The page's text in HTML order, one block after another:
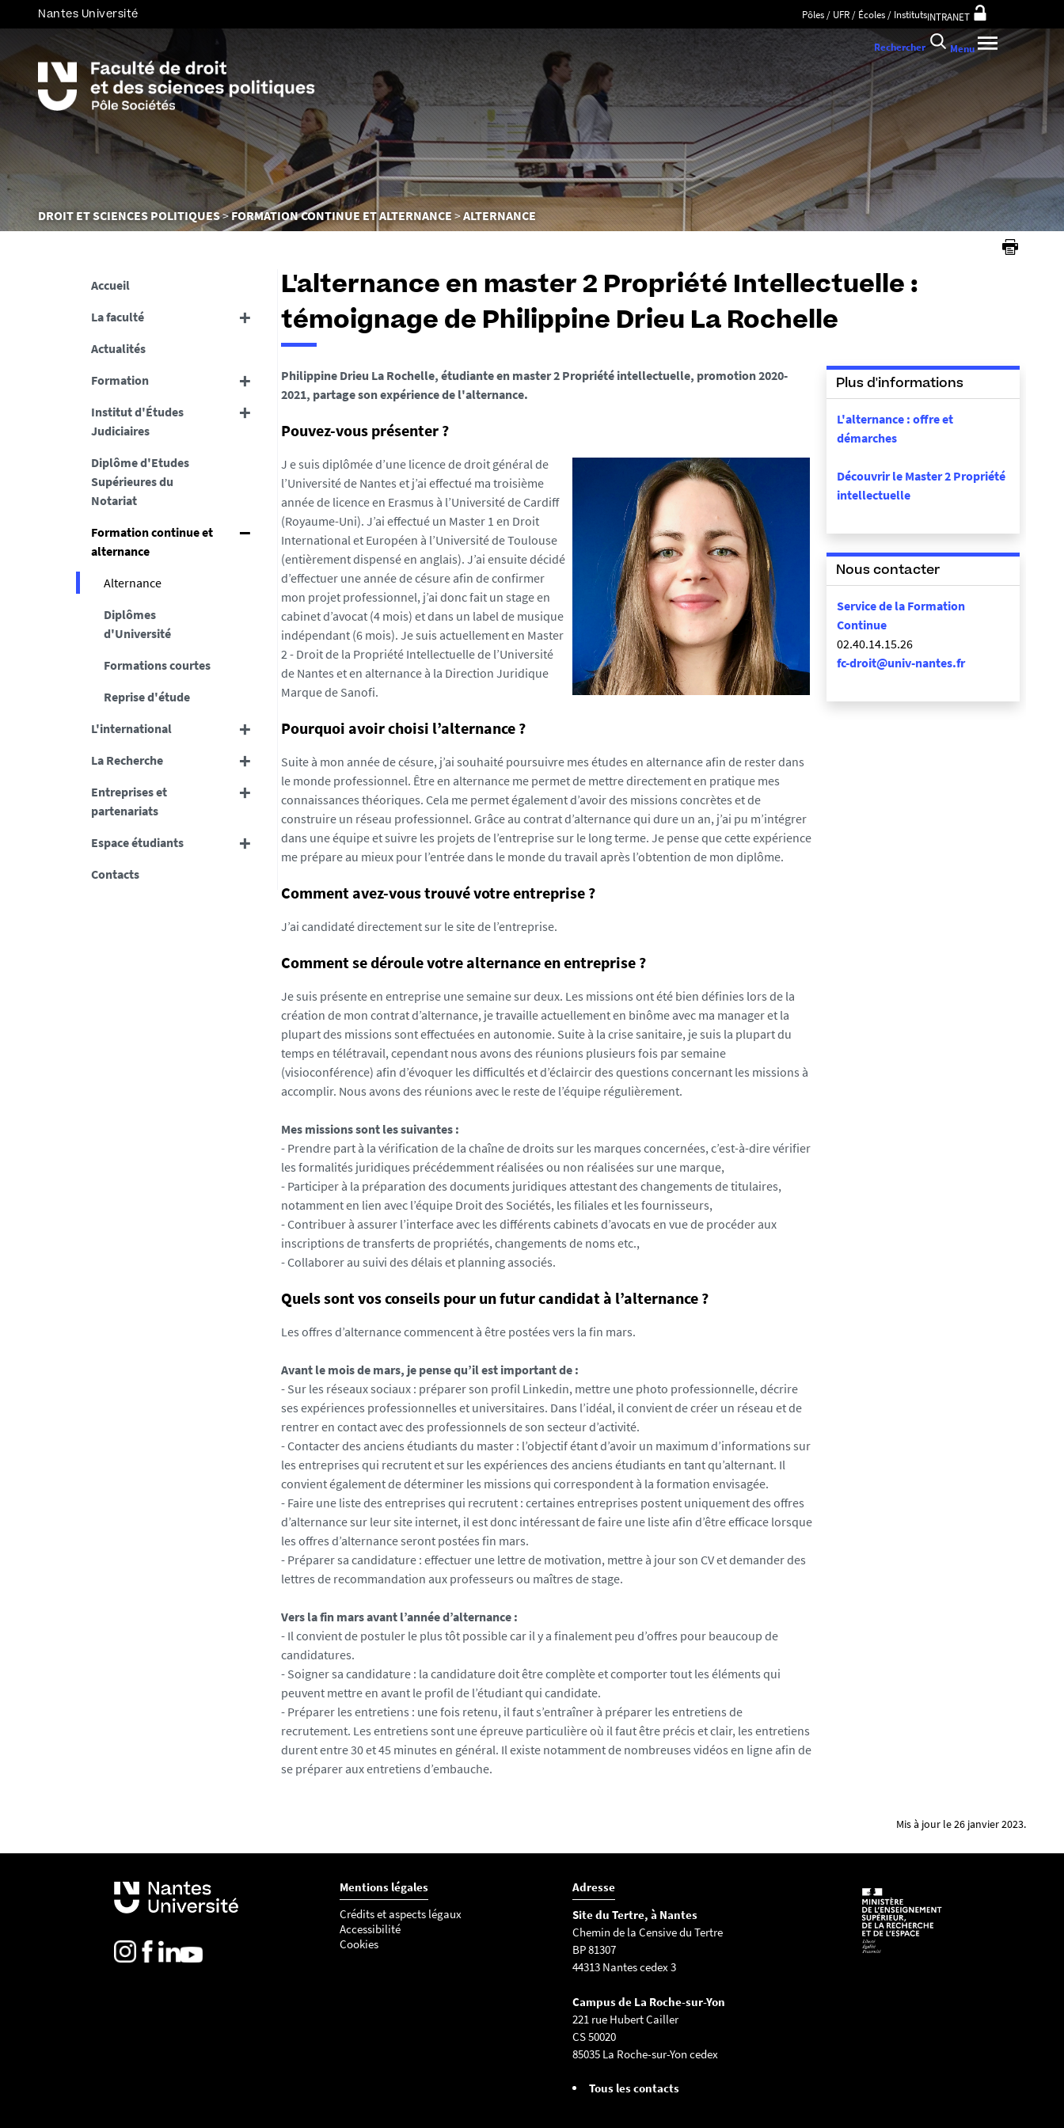
au
contenu
Nantes Université Pôles / UFR / Écoles / InstitutsINTRANET
Vous
êtes
DROIT ET SCIENCES POLITIQUES FORMATION CONTINUE ET ALTERNANCE ALTERNANCE
Rechercher Menu
Accueil
La faculté
Actualités
Formation
Institut d'Études
Judiciaires
Diplôme d'Etudes
Supérieures du
Notariat
Formation continue et
alternance
Alternance
Diplômes
d'Université
Formations courtes
Reprise d'étude
L'international
La Recherche
Entreprises et
partenariats
Espace étudiants
Contacts
L'alternance en master 2 Propriété Intellectuelle :
témoignage de Philippine Drieu La Rochelle
Philippine Drieu La Rochelle, étudiante en master 2 Propriété intellectuelle, promotion 2020-
2021, partage son expérience de l'alternance.
Pouvez-vous présenter ?
J e suis diplômée d’une licence de droit général de
l’Université de Nantes et j’ai effectué ma troisième
année de licence en Erasmus à l’Université de Cardiff
(Royaume-Uni). J’ai effectué un Master 1 en Droit
International et Européen à l’Université de Toulouse
(entièrement dispensé en anglais). J’ai ensuite décidé
d’effectuer une année de césure afin de confirmer
mon projet professionnel, j’ai donc fait un stage en
cabinet d’avocat (4 mois) et dans un label de musique
indépendant (6 mois). Je suis actuellement en Master
2 - Droit de la Propriété Intellectuelle de l’Université
de Nantes et en alternance à la Direction Juridique
Marque de Sanofi.
Pourquoi avoir choisi l’alternance ?
Suite à mon année de césure, j’ai souhaité poursuivre mes études en alternance afin de rester dans
le monde professionnel. Être en alternance me permet de mettre directement en pratique mes
connaissances théoriques. Cela me permet également d’avoir des missions concrètes et de
construire un réseau professionnel. Grâce au contrat d’alternance qui dure un an, j’ai pu m’intégrer
dans une équipe et suivre les projets de l’entreprise sur le long terme. Je pense que cette expérience
me prépare au mieux pour l’entrée dans le monde du travail après l’obtention de mon diplôme.
Comment avez-vous trouvé votre entreprise ?
J’ai candidaté directement sur le site de l’entreprise.
Comment se déroule votre alternance en entreprise ?
Je suis présente en entreprise une semaine sur deux. Les missions ont été bien définies lors de la
création de mon contrat d’alternance, je travaille actuellement en binôme avec ma manager et la
plupart des missions sont effectuées en autonomie. Suite à la crise sanitaire, je suis la plupart du
temps en télétravail, cependant nous avons des réunions plusieurs fois par semaine
(visioconférence) afin d’évoquer les difficultés et d’éclaircir des questions concernant les missions à
accomplir. Nous avons des réunions avec le reste de l’équipe régulièrement.
Mes missions sont les suivantes :
- Prendre part à la vérification de la chaîne de droits sur les marques concernées, c’est-à-dire vérifier
les formalités juridiques précédemment réalisées ou non réalisées sur une marque,
- Participer à la préparation des documents juridiques attestant des changements de titulaires,
notamment en lien avec l’équipe Droit des Sociétés, les filiales et les fournisseurs,
- Contribuer à assurer l’interface avec les différents cabinets d’avocats en vue de procéder aux
inscriptions de transferts de propriétés, changements de noms etc.,
- Collaborer au suivi des délais et planning associés.
Quels sont vos conseils pour un futur candidat à l’alternance ?
Les offres d’alternance commencent à être postées vers la fin mars.
Avant le mois de mars, je pense qu’il est important de :
- Sur les réseaux sociaux : préparer son profil Linkedin, mettre une photo professionnelle, décrire
ses expériences professionnelles et universitaires. Dans l’idéal, il convient de créer un réseau et de
rentrer en contact avec des professionnels de son secteur d’activité.
- Contacter des anciens étudiants du master : l’objectif étant d’avoir un maximum d’informations sur
les entreprises qui recrutent et sur les expériences des anciens étudiants en tant qu’alternant. Il
convient également de déterminer les missions qui correspondent à la formation envisagée.
- Faire une liste des entreprises qui recrutent : certaines entreprises postent uniquement des offres
d’alternance sur leur site internet, il est donc intéressant de faire une liste afin d’être efficace lorsque
les offres d’alternance seront postées fin mars.
- Préparer sa candidature : effectuer une lettre de motivation, mettre à jour son CV et demander des
lettres de recommandation aux professeurs ou maîtres de stage.
Vers la fin mars avant l’année d’alternance :
- Il convient de postuler le plus tôt possible car il y a finalement peu d’offres pour beaucoup de
candidatures.
- Soigner sa candidature : la candidature doit être complète et comporter tout les éléments qui
peuvent mettre en avant le profil de l’étudiant qui candidate.
- Préparer les entretiens : une fois retenu, il faut s’entraîner à préparer les entretiens de
recrutement. Les entretiens sont une épreuve particulière où il faut être précis et clair, les entretiens
durent entre 30 et 45 minutes en général. Il existe notamment de nombreuses vidéos en ligne afin de
se préparer aux entretiens d’embauche.
Plus d'informations
L'alternance : offre et
démarches
Découvrir le Master 2 Propriété
intellectuelle
Nous contacter
Service de la Formation
Continue
02.40.14.15.26
fc-droit@univ-nantes.fr
Mis à jour le 26 janvier 2023.
Mentions légales
Crédits et aspects légaux
Accessibilité
Cookies
Adresse
Site du Tertre, à Nantes
Chemin de la Censive du Tertre
BP 81307
44313 Nantes cedex 3
Campus de La Roche-sur-Yon
221 rue Hubert Cailler
CS 50020
85035 La Roche-sur-Yon cedex
Tous les contacts